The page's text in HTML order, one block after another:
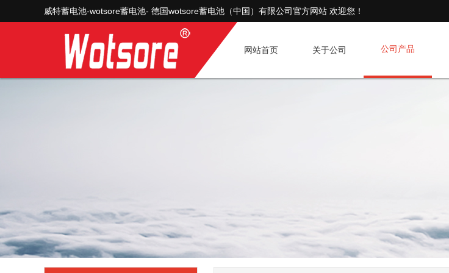
威特蓄电池-wotsore蓄电池- 德国wotsore蓄电池（中国）有限公司官方网站 欢迎您！
网站首页 关于公司 公司产品